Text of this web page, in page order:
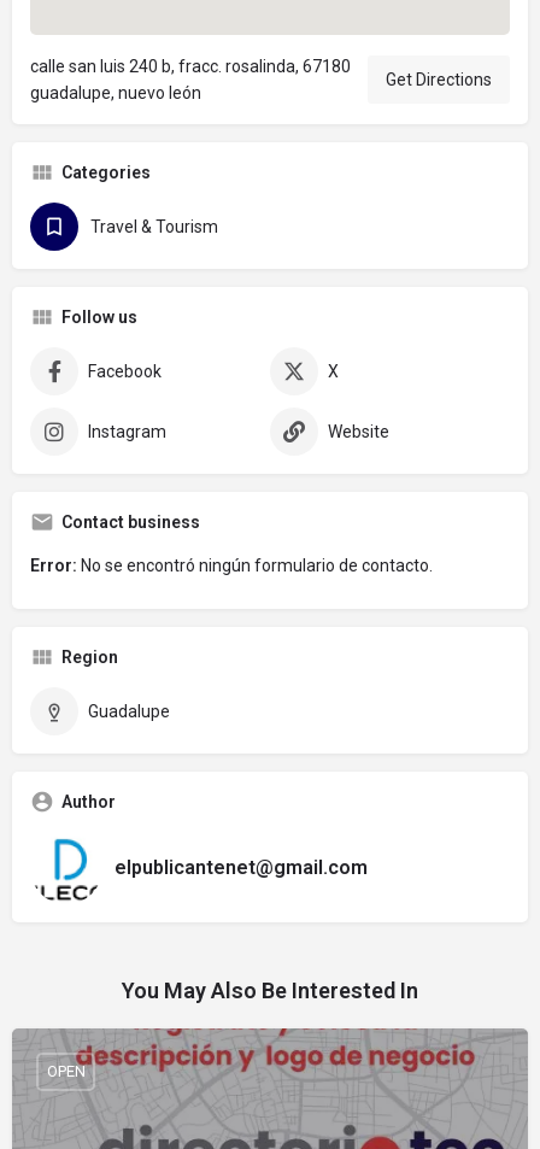
calle san luis 240 b, fracc. rosalinda, 67180
guadalupe, nuevo león
Get Directions
Categories
Travel & Tourism
Follow us
Facebook X
Instagram Website
Contact business
Error: No se encontró ningún formulario de contacto.
Region
Guadalupe
Author
elpublicantenet@gmail.com
You May Also Be Interested In
OPEN